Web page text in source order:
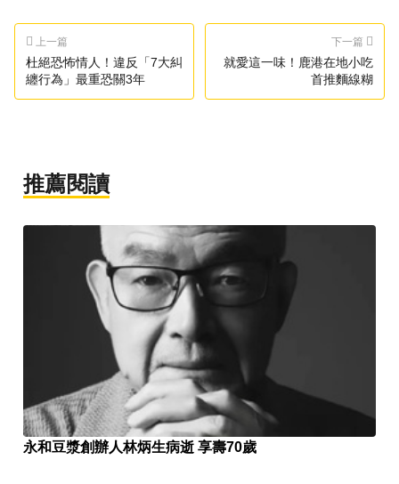
上一篇
杜絕恐怖情人！違反「7大糾
纏行為」最重恐關3年
下一篇
就愛這一味！鹿港在地小吃
首推麵線糊
推薦閱讀
永和豆漿創辦人林炳生病逝 享壽70歲